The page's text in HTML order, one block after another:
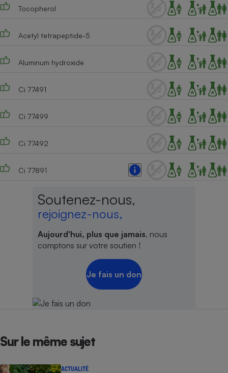
Tocopherol
Acetyl tetrapeptide-5
Aluminum hydroxide
Ci 77491
Ci 77499
Ci 77492
Ci 77891
Soutenez-nous,
rejoignez-nous,
Aujourd'hui, plus que jamais, nous
comptons sur votre soutien !
Je fais un don
Sur le même sujet
ACTUALITÉ